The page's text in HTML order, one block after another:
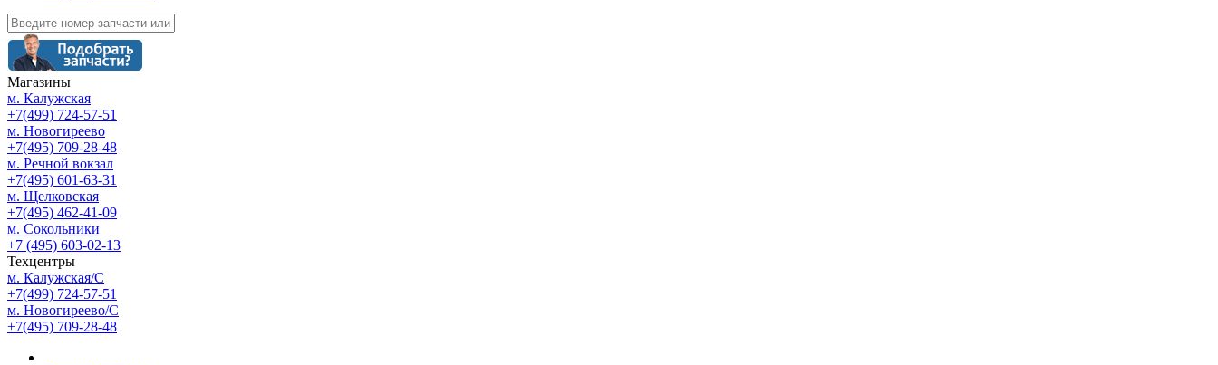
Магазины
м. Калужская
+7(499) 724-57-51
м. Новогиреево
+7(495) 709-28-48
м. Речной вокзал
+7(495) 601-63-31
м. Щелковская
+7(495) 462-41-09
м. Сокольники
+7 (495) 603-02-13
Техцентры
м. Калужская/С
+7(499) 724-57-51
м. Новогиреево/С
+7(495) 709-28-48